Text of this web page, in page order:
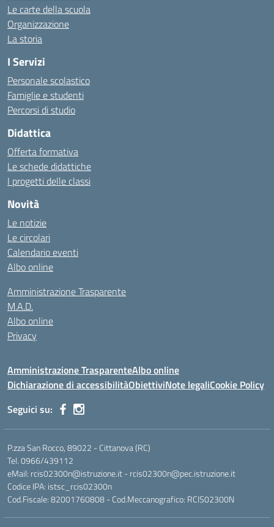
Le carte della scuola
Organizzazione
La storia
I Servizi
Personale scolastico
Famiglie e studenti
Percorsi di studio
Didattica
Offerta formativa
Le schede didattiche
I progetti delle classi
Novità
Le notizie
Le circolari
Calendario eventi
Albo online
Amministrazione Trasparente
M.A.D.
Albo online
Privacy
Amministrazione TrasparenteAlbo online
Dichiarazione di accessibilitàObiettiviNote legaliCookie Policy
Seguici su:
P.zza San Rocco, 89022 - Cittanova (RC)
Tel. 0966/439112
eMail: rcis02300n@istruzione.it - rcis02300n@pec.istruzione.it
Codice IPA: istsc_rcis02300n
Cod.Fiscale: 82001760808 - Cod.Meccanografico: RCIS02300N